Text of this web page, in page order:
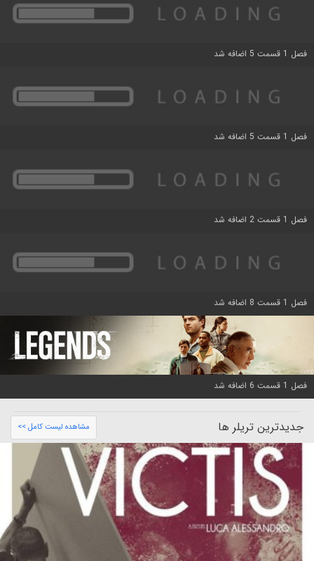
فصل 1 قسمت 5 اضافه شد
فصل 1 قسمت 5 اضافه شد
فصل 1 قسمت 2 اضافه شد
فصل 1 قسمت 8 اضافه شد
فصل 1 قسمت 6 اضافه شد
جدیدترین تریلر ها مشاهده لیست کامل >>